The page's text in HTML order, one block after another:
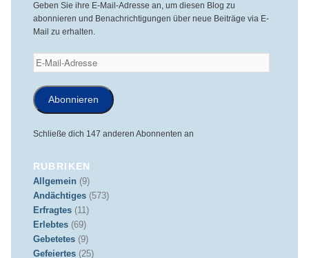
Geben Sie ihre E-Mail-Adresse an, um diesen Blog zu
abonnieren und Benachrichtigungen über neue Beiträge via E-
Mail zu erhalten.
E-
Mail-
Adresse
Abonnieren
Schließe dich 147 anderen Abonnenten an
RUBRIKEN
Allgemein (9)
Andächtiges(573)
Erfragtes(11)
Erlebtes(69)
Gebetetes(9)
Gefeiertes(25)